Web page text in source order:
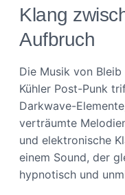
Klang
Aufbruch
Die Musik von
Kühler Post-Punk
Darkwave-
verträumte
und elektronische
einem Sound, der
hypnotisch und